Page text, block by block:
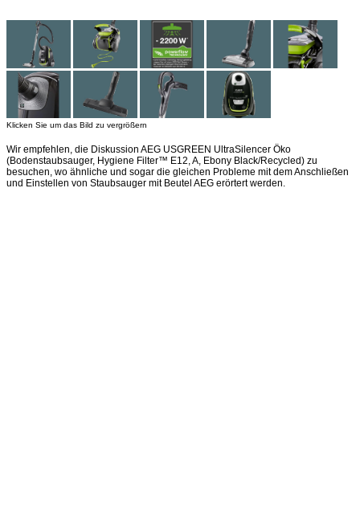
Klicken Sie um das Bild zu vergrößern
Wir empfehlen, die Diskussion AEG USGREEN UltraSilencer Öko
(Bodenstaubsauger, Hygiene Filter™ E12, A, Ebony Black/Recycled) zu
besuchen, wo ähnliche und sogar die gleichen Probleme mit dem Anschließen
und Einstellen von Staubsauger mit Beutel AEG erörtert werden.